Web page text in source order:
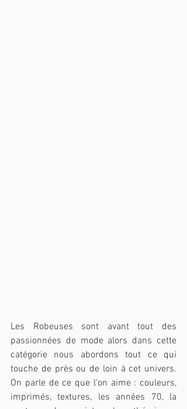
Les Robeuses sont avant tout des
passionnées de mode alors dans cette
catégorie nous abordons tout ce qui
touche de près ou de loin à cet univers.
On parle de ce que l'on aime : couleurs,
imprimés, textures, les années 70, la